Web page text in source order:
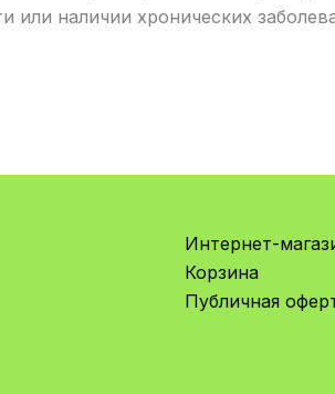
или наличии хронических
Интернет-
Корзина
Публичная